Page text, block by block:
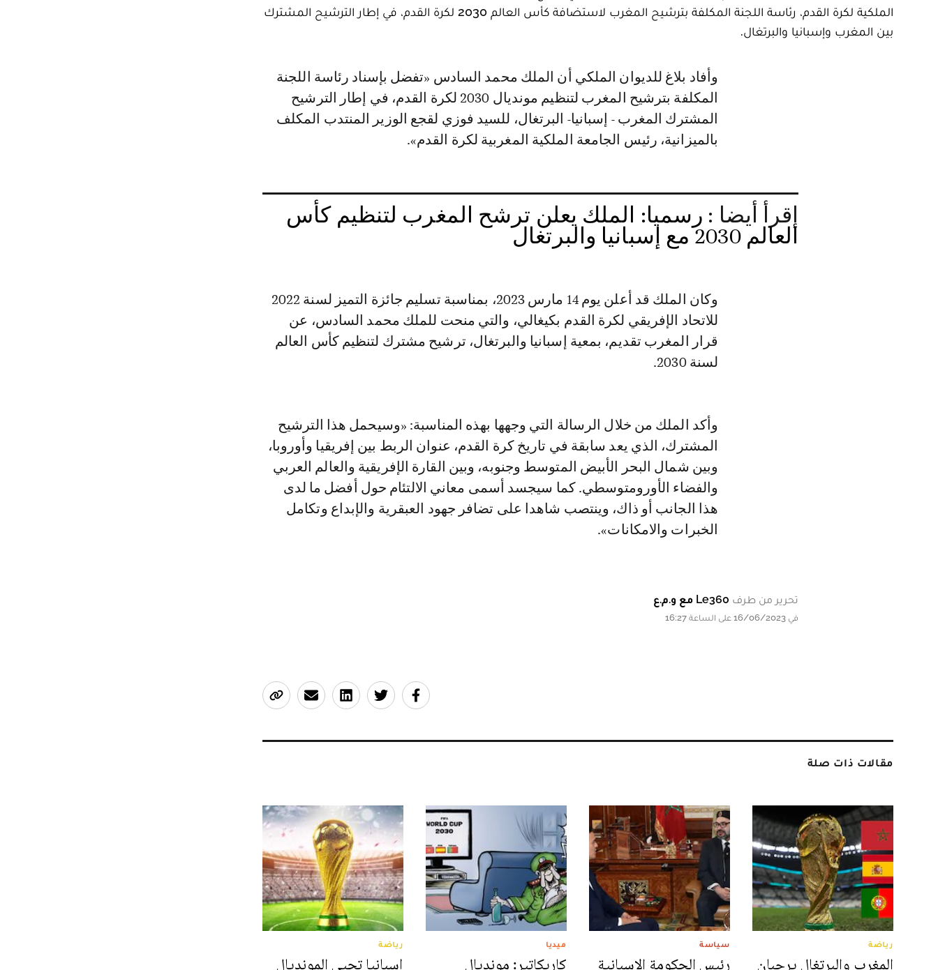
الملكية لكرة القدم، رئاسة اللجنة المكلفة بترشيح المغرب لاستضافة كأس العالم 2030 لكرة القدم، في إطار الترشيح المشترك
بين المغرب وإسبانيا والبرتغال.
وأفاد بلاغ للديوان الملكي أن الملك محمد السادس «تفضل بإسناد رئاسة اللجنة
المكلفة بترشيح المغرب لتنظيم مونديال 2030 لكرة القدم، في إطار الترشيح
المشترك المغرب - إسبانيا- البرتغال، للسيد فوزي لقجع الوزير المنتدب المكلف
بالميزانية، رئيس الجامعة الملكية المغربية لكرة القدم».
إقرأ أيضا : رسميا: الملك يعلن ترشح المغرب لتنظيم كأس
العالم 2030 مع إسبانيا والبرتغال
وكان الملك قد أعلن يوم 14 مارس 2023، بمناسبة تسليم جائزة التميز لسنة 2022
للاتحاد الإفريقي لكرة القدم بكيغالي، والتي منحت للملك محمد السادس، عن
قرار المغرب تقديم، بمعية إسبانيا والبرتغال، ترشيح مشترك لتنظيم كأس العالم
لسنة 2030.
وأكد الملك من خلال الرسالة التي وجهها بهذه المناسبة: «وسيحمل هذا الترشيح
المشترك، الذي يعد سابقة في تاريخ كرة القدم، عنوان الربط بين إفريقيا وأوروبا،
وبين شمال البحر الأبيض المتوسط وجنوبه، وبين القارة الإفريقية والعالم العربي
والفضاء الأورومتوسطي. كما سيجسد أسمى معاني الالتئام حول أفضل ما لدى
هذا الجانب أو ذاك، وينتصب شاهدا على تضافر جهود العبقرية والإبداع وتكامل
الخبرات والامكانات».
تحرير من طرف Le360 مع و.م.ع
في 16/06/2023 على الساعة 16:27
مقالات ذات صلة
رياضة
المغرب والبرتغال يرحبان
سياسة
رئيس الحكومة الإسبانية
ميديا
كاريكاتير: مونديال
رياضة
إسبانيا تحيي المونديال